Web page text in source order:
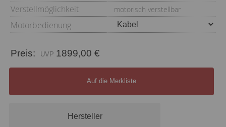
Verstellmöglichkeit
motorisch verstellbar
Motorbedienung
Preis: 1899,00 €
Auf die Merkliste
Hersteller